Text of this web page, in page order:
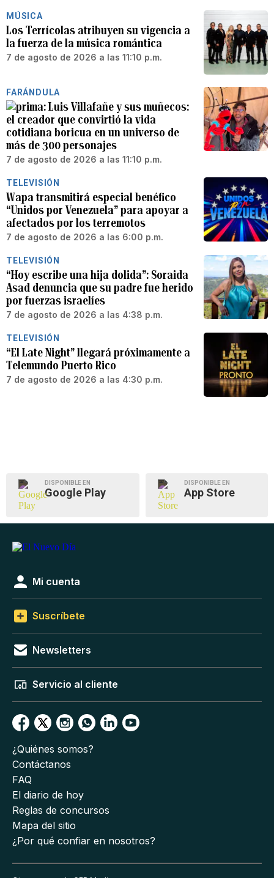
MÚSICA
Los Terrícolas atribuyen su vigencia a
la fuerza de la música romántica
7 de agosto de 2026 a las 11:10 p.m.
FARÁNDULA
Luis Villafañe y sus muñecos:
el creador que convirtió la vida
cotidiana boricua en un universo de
más de 300 personajes
7 de agosto de 2026 a las 11:10 p.m.
TELEVISIÓN
Wapa transmitirá especial benéfico
“Unidos por Venezuela” para apoyar a
afectados por los terremotos
7 de agosto de 2026 a las 6:00 p.m.
TELEVISIÓN
“Hoy escribe una hija dolida”: Soraida
Asad denuncia que su padre fue herido
por fuerzas israelíes
7 de agosto de 2026 a las 4:38 p.m.
TELEVISIÓN
“El Late Night” llegará próximamente a
Telemundo Puerto Rico
7 de agosto de 2026 a las 4:30 p.m.
DISPONIBLE EN
Google Play
DISPONIBLE EN
App Store
Mi cuenta
Suscríbete
Newsletters
Servicio al cliente
¿Quiénes somos?
Contáctanos
FAQ
El diario de hoy
Reglas de concursos
Mapa del sitio
¿Por qué confiar en nosotros?